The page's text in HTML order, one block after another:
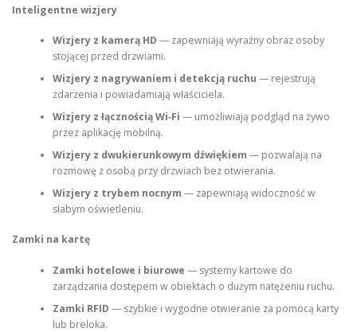
Inteligentne wizjery
Wizjery z kamerą HD — zapewniają wyraźny obraz osoby
stojącej przed drzwiami.
Wizjery z nagrywaniem i detekcją ruchu — rejestrują
zdarzenia i powiadamiają właściciela.
Wizjery z łącznością Wi‑Fi — umożliwiają podgląd na żywo
przez aplikację mobilną.
Wizjery z dwukierunkowym dźwiękiem — pozwalają na
rozmowę z osobą przy drzwiach bez otwierania.
Wizjery z trybem nocnym — zapewniają widoczność w
słabym oświetleniu.
Zamki na kartę
Zamki hotelowe i biurowe — systemy kartowe do
zarządzania dostępem w obiektach o dużym natężeniu ruchu.
Zamki RFID — szybkie i wygodne otwieranie za pomocą karty
lub breloka.